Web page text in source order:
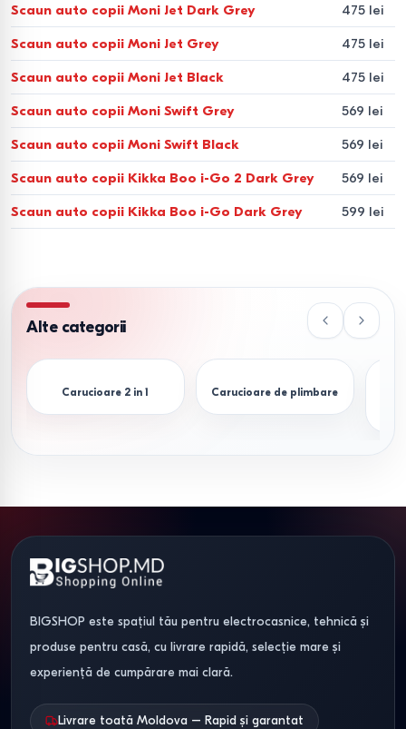
Scaun auto copii Moni Jet Dark Grey 475 lei
Scaun auto copii Moni Jet Grey 475 lei
Scaun auto copii Moni Jet Black 475 lei
Scaun auto copii Moni Swift Grey 569 lei
Scaun auto copii Moni Swift Black 569 lei
Scaun auto copii Kikka Boo i-Go 2 Dark Grey 569 lei
Scaun auto copii Kikka Boo i-Go Dark Grey 599 lei
Alte categorii
Carucioare 2 in 1 Carucioare de plimbare
BIGSHOP este spațiul tău pentru electrocasnice, tehnică și
produse pentru casă, cu livrare rapidă, selecție mare și
experiență de cumpărare mai clară.
Livrare toată Moldova – Rapid și garantat